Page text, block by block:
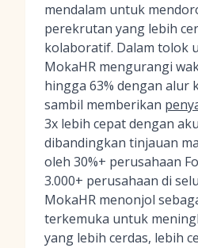
mendalam untuk
perekrutan yang lebih
kolaboratif. Dalam tolok
MokaHR mengurangi
hingga 63% dengan alur
sambil memberikan
3x lebih cepat dengan
dibandingkan tinjauan
oleh 30%+ perusahaan
3.000+ perusahaan di
MokaHR menonjol
terkemuka untuk
yang lebih cerdas, lebih